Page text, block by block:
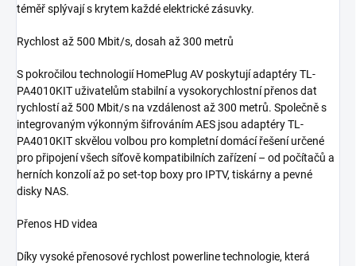
téměř splývají s krytem každé elektrické zásuvky.
Rychlost až 500 Mbit/s, dosah až 300 metrů
S pokročilou technologií HomePlug AV poskytují adaptéry TL-
PA4010KIT uživatelům stabilní a vysokorychlostní přenos dat
rychlostí až 500 Mbit/s na vzdálenost až 300 metrů. Společně s
integrovaným výkonným šifrováním AES jsou adaptéry TL-
PA4010KIT skvělou volbou pro kompletní domácí řešení určené
pro připojení všech síťově kompatibilních zařízení – od počítačů a
herních konzolí až po set-top boxy pro IPTV, tiskárny a pevné
disky NAS.
Přenos HD videa
Díky vysoké přenosové rychlost powerline technologie, která